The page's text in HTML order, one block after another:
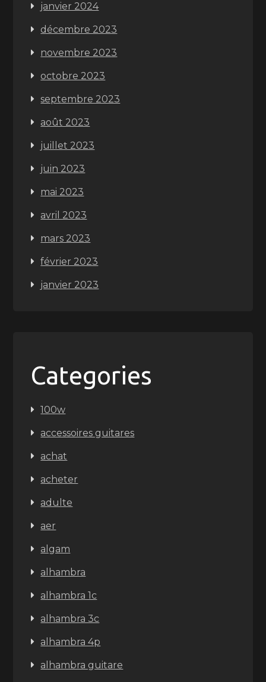
janvier 2024
décembre 2023
novembre 2023
octobre 2023
septembre 2023
août 2023
juillet 2023
juin 2023
mai 2023
avril 2023
mars 2023
février 2023
janvier 2023
Categories
100w
accessoires guitares
achat
acheter
adulte
aer
algam
alhambra
alhambra 1c
alhambra 3c
alhambra 4p
alhambra guitare